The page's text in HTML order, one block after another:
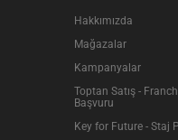
Hakkımızda
Mağazalar
Kampanyalar
Toptan Satış -
Başvuru
Key for Future - Staj